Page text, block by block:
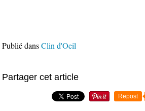
Publié dansClin d'Oeil
Partager cet article
Repost